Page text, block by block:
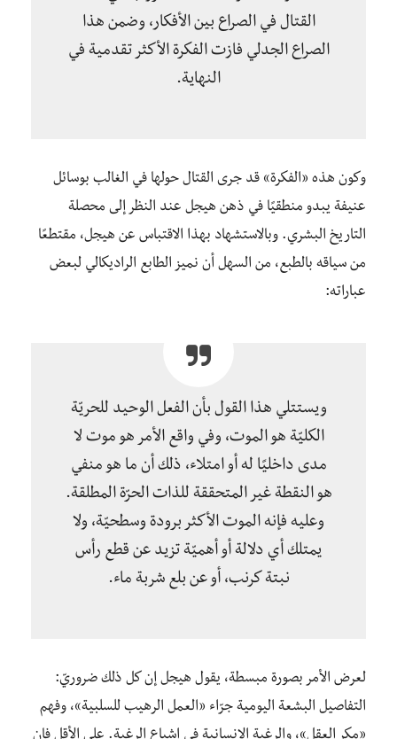
القتال في الصراع بين الأفكار، وضمن هذا
الصراع الجدلي فازت الفكرة الأكثر تقدمية في
النهاية.
وكون هذه «الفكرة» قد جرى القتال حولها في الغالب بوسائل
عنيفة يبدو منطقيًا في ذهن هيجل عند النظر إلى محصلة
التاريخ البشري. وبالاستشهاد بهذا الاقتباس عن هيجل، مقتطعًا
من سياقه بالطبع، من السهل أن نميز الطابع الراديكالي لبعض
عباراته:
ويستتلي هذا القول بأن الفعل الوحيد للحريّة
الكليّة هو الموت، وفي واقع الأمر هو موت لا
مدى داخليًا له أو امتلاء، ذلك أن ما هو منفي
هو النقطة غير المتحققة للذات الحرّة المطلقة.
وعليه فإنه الموت الأكثر برودة وسطحيّة، ولا
يمتلك أي دلالة أو أهميّة تزيد عن قطع رأس
نبتة كرنب، أو عن بلع شربة ماء.
لعرض الأمر بصورة مبسطة، يقول هيجل إن كل ذلك ضروريّ:
التفاصيل البشعة اليومية جرّاء «العمل الرهيب للسلبية»، وفهم